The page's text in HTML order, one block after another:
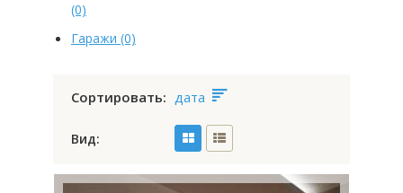
(0)
Гаражи (0)
Сортировать: дата
Вид: